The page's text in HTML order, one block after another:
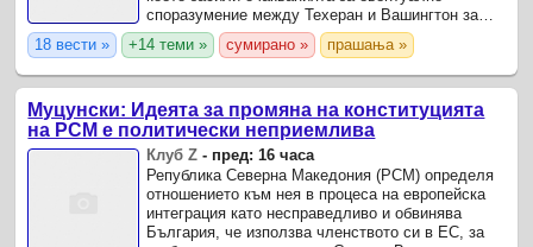
споразумение между Техеран и Вашингтон за
възстановяване на корабоплаването през
Ормузкия проток, предаде Ройтерс.
18 вести » +14 теми » сумирано » прашања »
Муцунски: Идеята за промяна на конституцията
на РСМ е политически неприемлива
Клуб Z - пред: 16 часа
Република Северна Македония (РСМ) определя
отношението към нея в процеса на европейска
интеграция като несправедливо и обвинява
България, че използва членството си в ЕС, за